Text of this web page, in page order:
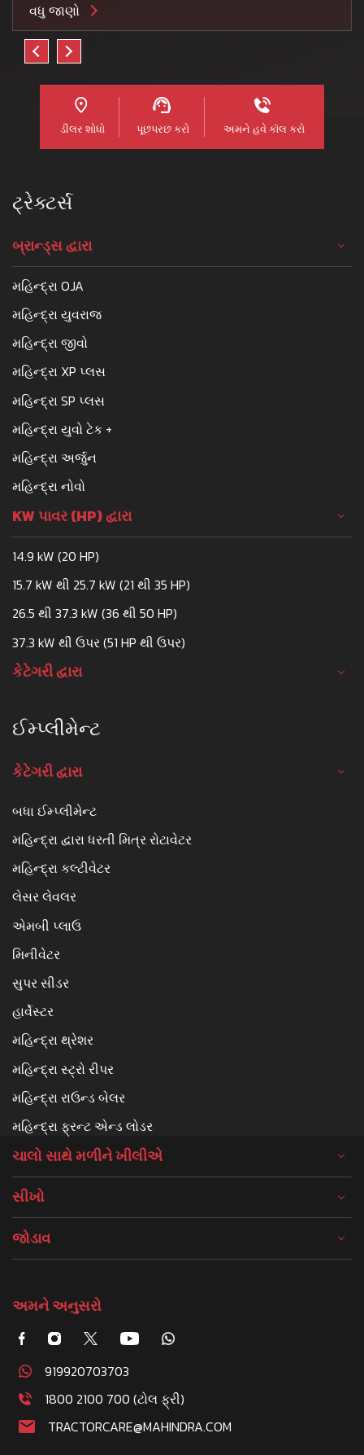
વધુ જાણો
ડીલર શોધો પૂછપરછ કરો અમને હવે કૉલ કરો
ટ્રેક્ટર્સ
બ્રાન્ડ્સ દ્વારા
મહિન્દ્રા OJA
મહિન્દ્રા યુવરાજ
મહિન્દ્રા જીવો
મહિન્દ્રા XP પ્લસ
મહિન્દ્રા SP પ્લસ
મહિન્દ્રા યુવો ટેક +
મહિન્દ્રા અર્જુન
મહિન્દ્રા નોવો
KW પાવર (HP) દ્વારા
14.9 kW (20 HP)
15.7 kW થી 25.7 kW (21 થી 35 HP)
26.5 થી 37.3 kW (36 થી 50 HP)
37.3 kW થી ઉપર (51 HP થી ઉપર)
કેટેગરી દ્વારા
ઈમ્પ્લીમેન્ટ
કેટેગરી દ્વારા
બધા ઈમ્પ્લીમેન્ટ
મહિન્દ્રા દ્વારા ધરતી મિત્ર રોટાવેટર
મહિન્દ્રા કલ્ટીવેટર
લેસર લેવલર
એમબી પ્લાઉ
મિનીવેટર
સુપર સીડર
હાર્વેસ્ટર
મહિન્દ્રા થ્રેશર
મહિન્દ્રા સ્ટ્રો રીપર
મહિન્દ્રા રાઉન્ડ બેલર
મહિન્દ્રા ફ્રન્ટ એન્ડ લોડર
ચાલો સાથે મળીને ખીલીએ
સીખો
જોડાવ
અમને અનુસરો
919920703703
1800 2100 700 (ટોલ ફ્રી)
TRACTORCARE@MAHINDRA.COM